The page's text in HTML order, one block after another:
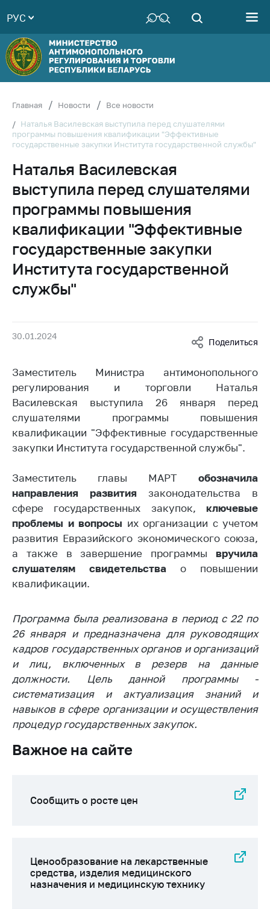
Руководство
Структура
Министерства
Территориальные
Законодательство
деятельность
Общественно-
консультативный
совет
Соискателям
Награждения
Белорусская
универсальная
Общественная
жизнь
работа
Официальные
геральдические
символы
5 лет МАРТ
Деятельность
Ценовая политика
Антимонопольное
регулирование и
конкуренция
Торговля и услуги
Регулирование и
контроль закупок
Защита прав
потребителей
Регулирование
рекламной
деятельности
Международное
сотрудничество
Применение мер
регулирования
Выставочная
Защита
персональных
данных
РУС
Главная Новости
Все новости
Наталья Василевская выступила перед слушателями
программы повышения квалификации "Эффективные
государственные закупки Института государственной службы"
Наталья Василевская
выступила перед слушателями
программы повышения
квалификации "Эффективные
государственные закупки
Института государственной
службы"
30.01.2024
Поделиться
Заместитель Министра антимонопольного
регулирования и торговли Наталья
Василевская выступила 26 января перед
слушателями программы повышения
квалификации "Эффективные государственные
закупки Института государственной службы".
Заместитель главы МАРТ обозначила
направления развития законодательства в
сфере государственных закупок, ключевые
проблемы и вопросы их организации с учетом
развития Евразийского экономического союза,
а также в завершение программы вручила
слушателям свидетельства о повышении
квалификации.
Программа была реализована в период с 22 по
26 января и предназначена для руководящих
кадров государственных органов и организаций
и лиц, включенных в резерв на данные
должности. Цель данной программы -
систематизация и актуализация знаний и
навыков в сфере организации и осуществления
процедур государственных закупок.
Важное на сайте
Сообщить о росте цен
Ценообразование на лекарственные
средства, изделия медицинского
назначения и медицинскую технику